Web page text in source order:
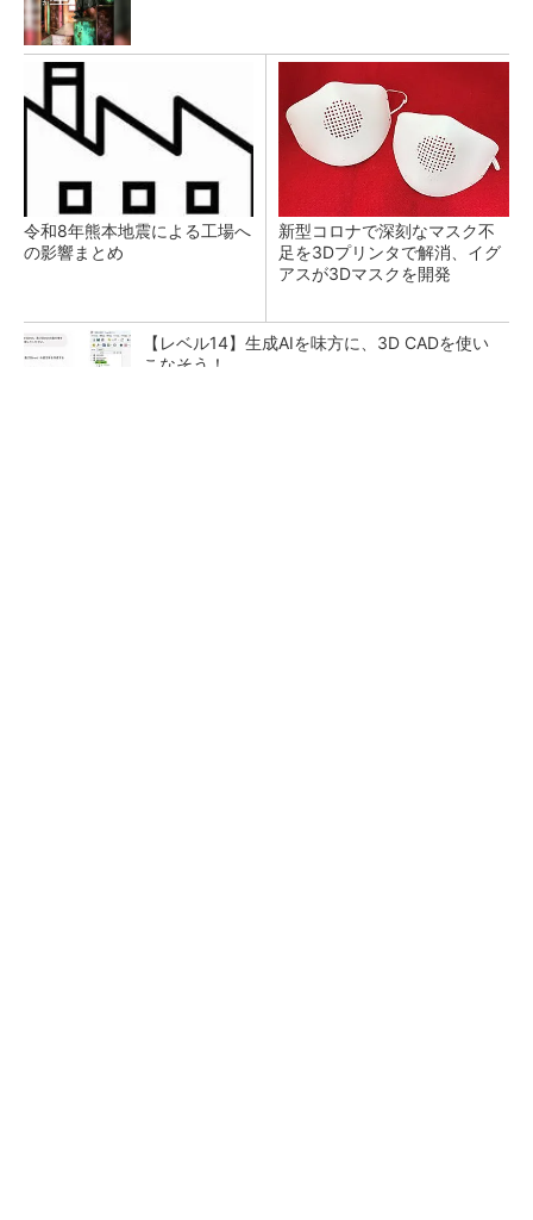
令和8年熊本地震による工場へ
の影響まとめ
新型コロナで深刻なマスク不
足を3Dプリンタで解消、イグ
アスが3Dマスクを開発
【レベル14】生成AIを味方に、3D CADを使い
こなそう！